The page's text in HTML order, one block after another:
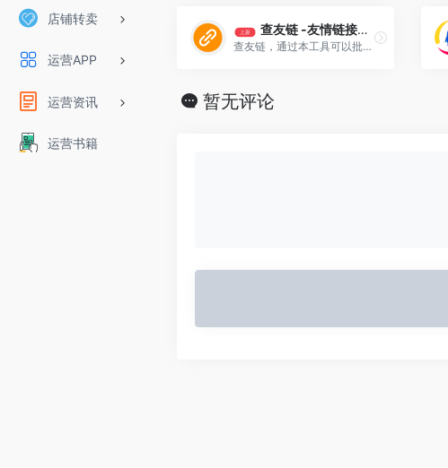
店铺转卖
运营APP
运营资讯
运营书籍
上新 查友链 -友情链接查询
查友链，通过本工具可以批量查询指定网站的友情链接在百度电脑端和移动端权重以及对方是否链接本站，可以识破骗链接
暂无评论